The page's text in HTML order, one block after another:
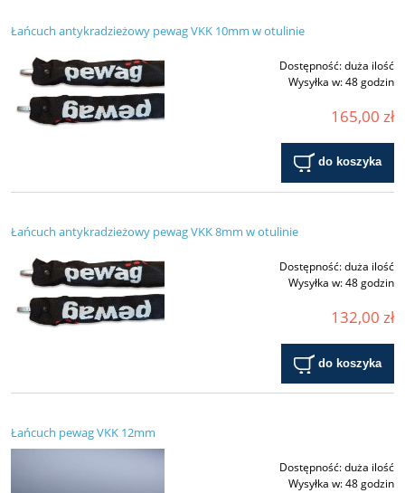
Łańcuch antykradzieżowy pewag VKK 10mm w otulinie
Dostępność:duża ilość
Wysyłka w:48 godzin
165,00 zł
do koszyka
Łańcuch antykradzieżowy pewag VKK 8mm w otulinie
Dostępność:duża ilość
Wysyłka w:48 godzin
132,00 zł
do koszyka
Łańcuch pewag VKK 12mm
Dostępność:duża ilość
Wysyłka w:48 godzin